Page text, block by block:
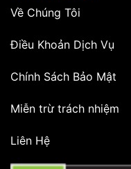
Về Chúng Tôi
Điều Khoản Dịch Vụ
Chính Sách Bảo Mật
Miễn trừ trách nhiệm
Liên Hệ